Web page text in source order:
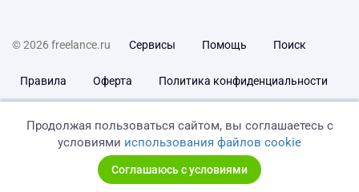
© 2026 freelance.ru Сервисы Помощь Поиск
Правила Оферта Политика конфиденциальности
Продолжая пользоваться сайтом, вы соглашаетесь с
условиями использования файлов cookie
Соглашаюсь с условиями